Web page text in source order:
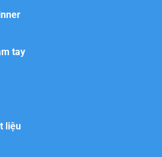
tay
liệu